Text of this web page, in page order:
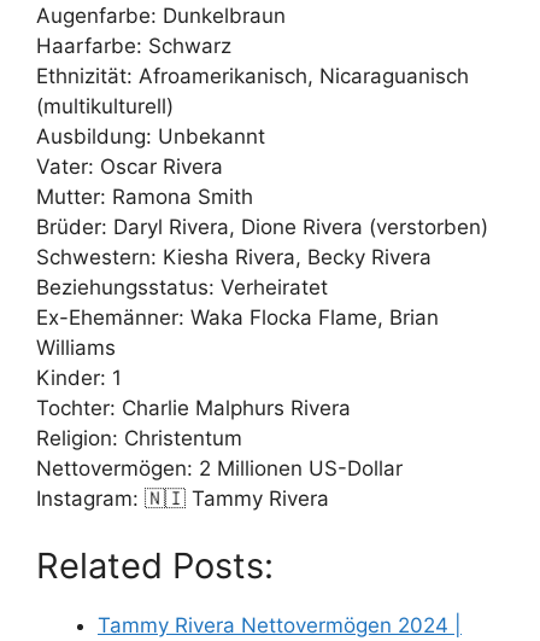
Augenfarbe: Dunkelbraun
Haarfarbe: Schwarz
Ethnizität: Afroamerikanisch, Nicaraguanisch
(multikulturell)
Ausbildung: Unbekannt
Vater: Oscar Rivera
Mutter: Ramona Smith
Brüder: Daryl Rivera, Dione Rivera (verstorben)
Schwestern: Kiesha Rivera, Becky Rivera
Beziehungsstatus: Verheiratet
Ex-Ehemänner: Waka Flocka Flame, Brian
Williams
Kinder: 1
Tochter: Charlie Malphurs Rivera
Religion: Christentum
Nettovermögen: 2 Millionen US-Dollar
Instagram: 🇳🇮 Tammy Rivera
Related Posts:
Tammy Rivera Nettovermögen 2024 |